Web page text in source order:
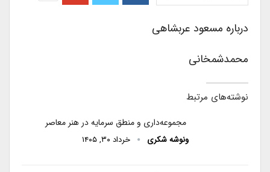
درباره مسعود عربشاهى
محمدشمخانى
نوشته‌های مرتبط
مجموعه‌داری و منطق سرمایه در هنر معاصر
ونوشه شکری خرداد ۳۰, ۱۴۰۵